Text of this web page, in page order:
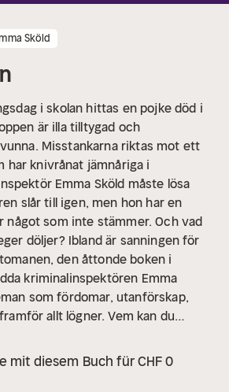
Sköld
i skolan hittas en pojke död i
är illa tilltygad och
Misstankarna riktas mot ett
har knivrånat jämnåriga i
Emma Sköld måste lösa
slår till igen, men hon har en
något som inte stämmer. Och vad
döljer? Ibland är sanningen för
den åttonde boken i
kriminalinspektören Emma
som fördomar, utanförskap,
allt lögner. Vem kan du
år som författare med en intrig
mit diesem Buch für CHF 0